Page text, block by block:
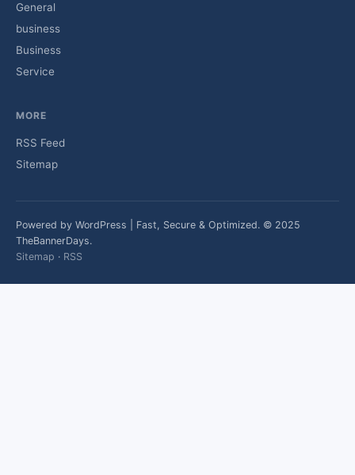
General
business
Business
Service
MORE
RSS Feed
Sitemap
Powered by WordPress | Fast, Secure & Optimized. © 2025
TheBannerDays.
Sitemap · RSS